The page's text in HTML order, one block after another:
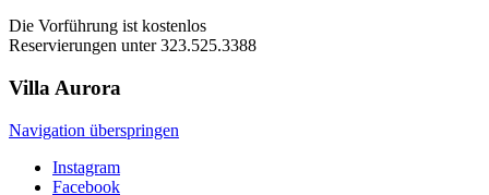
Die Vorführung ist kostenlos
Reservierungen unter 323.525.3388
Villa Aurora
Navigation überspringen
Instagram
Facebook